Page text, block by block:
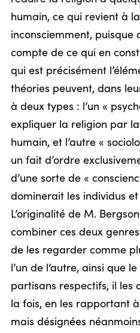
humain, ce qui revient à
inconsciemment, puisque
compte de ce qui en
qui est précisément
théories peuvent, dans
à deux types : l’un «
expliquer la religion par
humain, et l’autre «
un fait d’ordre
d’une sorte de «
dominerait les individus et
L’originalité de M.
combiner ces deux
de les regarder comme
l’un de l’autre, ainsi que
partisans respectifs, il les
la fois, en les rapportant
mais désignées